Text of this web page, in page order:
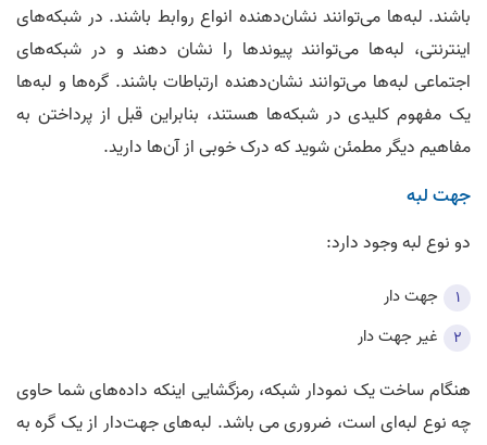
باشند. لبه‌ها می‌توانند نشان‌دهنده انواع روابط باشند. در شبکه‌های
اینترنتی، لبه‌ها می‌توانند پیوندها را نشان دهند و در شبکه‌های
اجتماعی لبه‌ها می‌توانند نشان‌دهنده ارتباطات باشند. گره‌ها و لبه‌ها
یک مفهوم کلیدی در شبکه‌ها هستند، بنابراین قبل از پرداختن به
مفاهیم دیگر مطمئن شوید که درک خوبی از آن‌ها دارید.
جهت لبه
دو نوع لبه وجود دارد:
جهت دار
غیر جهت دار
هنگام ساخت یک نمودار شبکه، رمزگشایی اینکه داده‌های شما حاوی
چه نوع لبه‌ای است، ضروری می باشد. لبه‌های جهت‌دار از یک گره به